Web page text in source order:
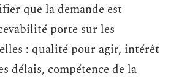
que la demande est
porte sur les
: qualité pour agir, intérêt
délais, compétence de la